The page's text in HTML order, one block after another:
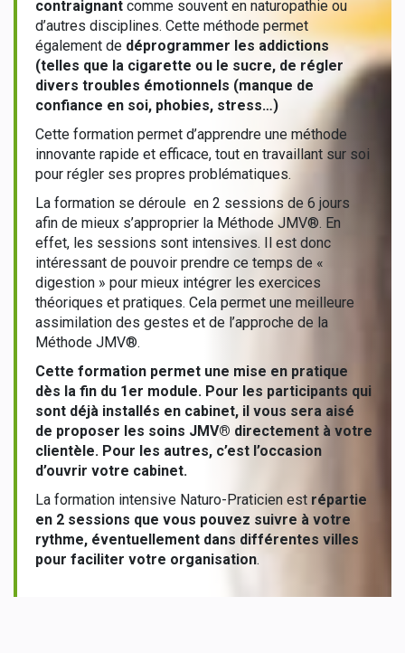
contraignant comme souvent en naturopathie ou
d’autres disciplines. Cette méthode permet
également de déprogrammer les addictions
(telles que la cigarette ou le sucre, de régler
divers troubles émotionnels (manque de
confiance en soi, phobies, stress…)
Cette formation permet d’apprendre une méthode
innovante rapide et efficace, tout en travaillant sur soi
pour régler ses propres problématiques.
La formation se déroule en 2 sessions de 6 jours
afin de mieux s’approprier la Méthode JMV®. En
effet, les sessions sont intensives. Il est donc
intéressant de pouvoir prendre ce temps de «
digestion » pour mieux intégrer les exercices
théoriques et pratiques. Cela permet une meilleure
assimilation des gestes et de l’approche de la
Méthode JMV®.
Cette formation permet une mise en pratique
dès la fin du 1er module. Pour les participants qui
sont déjà installés en cabinet, il vous sera aisé
de proposer les soins JMV® directement à votre
clientèle. Pour les autres, c’est l’occasion
d’ouvrir votre cabinet.
La formation intensive Naturo-Praticien est répartie
en 2 sessions que vous pouvez suivre à votre
rythme, éventuellement dans différentes villes
pour faciliter votre organisation.